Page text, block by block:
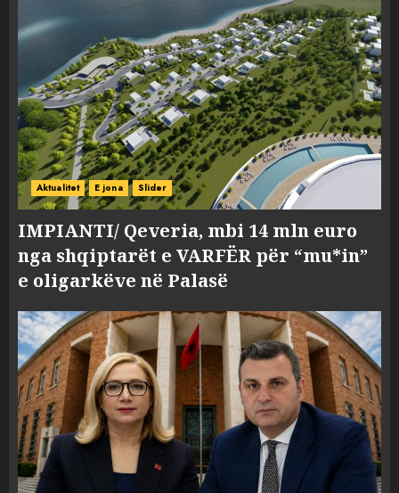
Aktualitet E jona Slider
IMPIANTI/ Qeveria, mbi 14 mln euro
nga shqiptarët e VARFËR për “mu*in”
e oligarkëve në Palasë